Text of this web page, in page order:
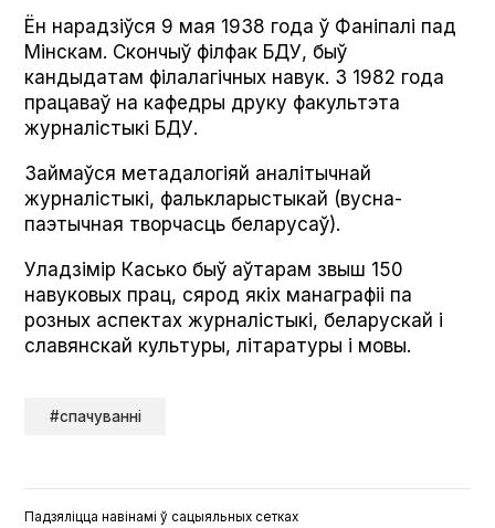
Ён нарадзіўся 9 мая 1938 года ў Фаніпалі пад
Мінскам. Скончыў філфак БДУ, быў
кандыдатам філалагічных навук. З 1982 года
працаваў на кафедры друку факультэта
журналістыкі БДУ.
Займаўся метадалогіяй аналітычнай
журналістыкі, фалькларыстыкай (вусна-
паэтычная творчасць беларусаў).
Уладзімір Касько быў аўтарам звыш 150
навуковых прац, сярод якіх манаграфіі па
розных аспектах журналістыкі, беларускай і
славянскай культуры, літаратуры і мовы.
#спачуванні
Падзяліцца навінамі ў сацыяльных сетках